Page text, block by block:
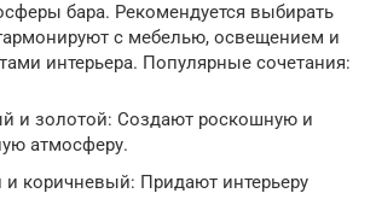
бара. Рекомендуется выбирать
с мебелью, освещением и
интерьера. Популярные сочетания:
и золотой: Создают роскошную и
атмосферу.
коричневый: Придают интерьеру